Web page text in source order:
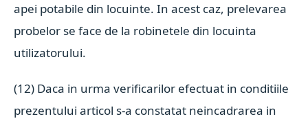
apei potabile din locuinte. In acest caz, prelevarea
probelor se face de la robinetele din locuinta
utilizatorului.
(12) Daca in urma verificarilor efectuat in conditiile
prezentului articol s-a constatat neincadrarea in